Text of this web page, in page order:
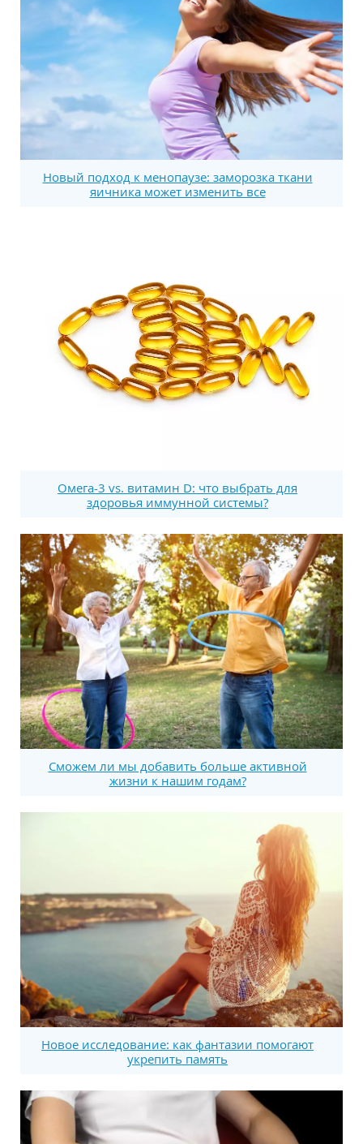
Новый подход к менопаузе: заморозка ткани
яичника может изменить все
Омега-3 vs. витамин D: что выбрать для
здоровья иммунной системы?
Сможем ли мы добавить больше активной
жизни к нашим годам?
Новое исследование: как фантазии помогают
укрепить память